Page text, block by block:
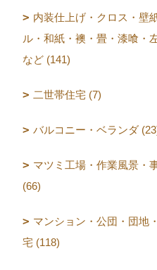
内装仕上げ・クロス・壁
ル・和紙・襖・畳・漆喰・
など (141)
二世帯住宅 (7)
バルコニー・ベランダ
マツミ工場・作業風景・
(66)
マンション・公団・団地
宅 (118)